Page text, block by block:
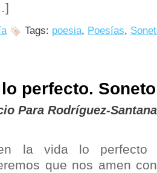
Tags: poesia, Poesías,
perfecto. Soneto
Para Rodríguez-Santana
la vida lo perfecto
que nos amen